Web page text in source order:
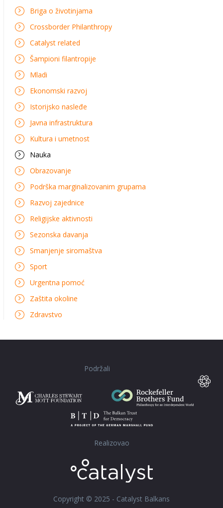
Briga o životinjama
Crossborder Philanthropy
Catalyst related
Šampioni filantropije
Mladi
Ekonomski razvoj
Istorijsko nasleđe
Javna infrastruktura
Kultura i umetnost
Nauka
Obrazovanje
Podrška marginalizovanim grupama
Razvoj zajednice
Religijske aktivnosti
Sezonska davanja
Smanjenje siromaštva
Sport
Urgentna pomoć
Zaštita okoline
Zdravstvo
Podržali
Realizovao
Copyright © 2025 - Catalyst Balkans